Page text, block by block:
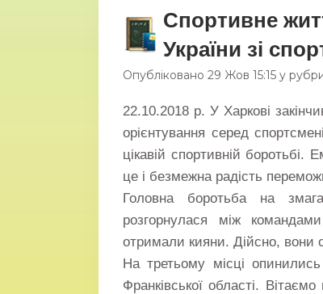
Спортивне
України зі
Опубліковано 29 Жов 15:15 у
22.10.2018 р. У Харкові
орієнтування серед
цікавій спортивній боротьбі.
це і безмежна радість
Головна боротьба на
розгорнулася між
отримали кияни. Дійсно, вони
На третьому місці
Франківської області.